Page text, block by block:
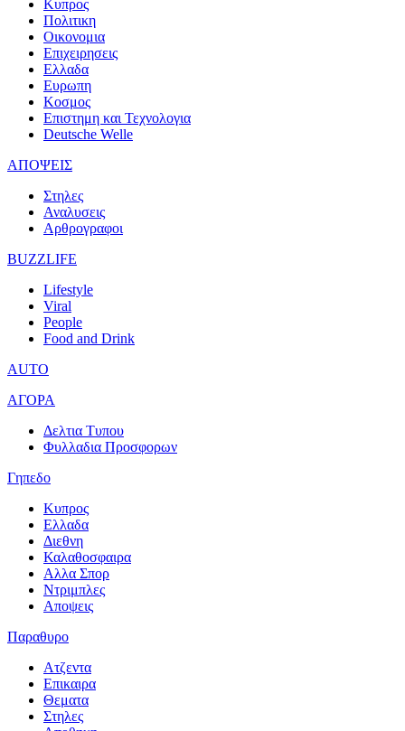
Κυπρος
Πολιτικη
Οικονομια
Επιχειρησεις
Ελλαδα
Ευρωπη
Κοσμος
Επιστημη και Τεχνολογια
Deutsche Welle
ΑΠΟΨΕΙΣ
Στηλες
Αναλυσεις
Αρθρογραφοι
BUZZLIFE
Lifestyle
Viral
People
Food and Drink
AUTO
ΑΓΟΡΑ
Δελτια Τυπου
Φυλλαδια Προσφορων
Γηπεδο
Κυπρος
Ελλαδα
Διεθνη
Καλαθοσφαιρα
Αλλα Σπορ
Ντριμπλες
Αποψεις
Παραθυρο
Ατζεντα
Επικαιρα
Θεματα
Στηλες